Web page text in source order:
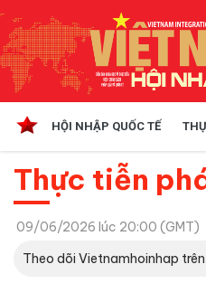
HỘI NHẬP QUỐC TẾ
Thực tiễn
09/06/2026 lúc 20:00 (GMT)
Theo dõi Vietnamhoinhap trên